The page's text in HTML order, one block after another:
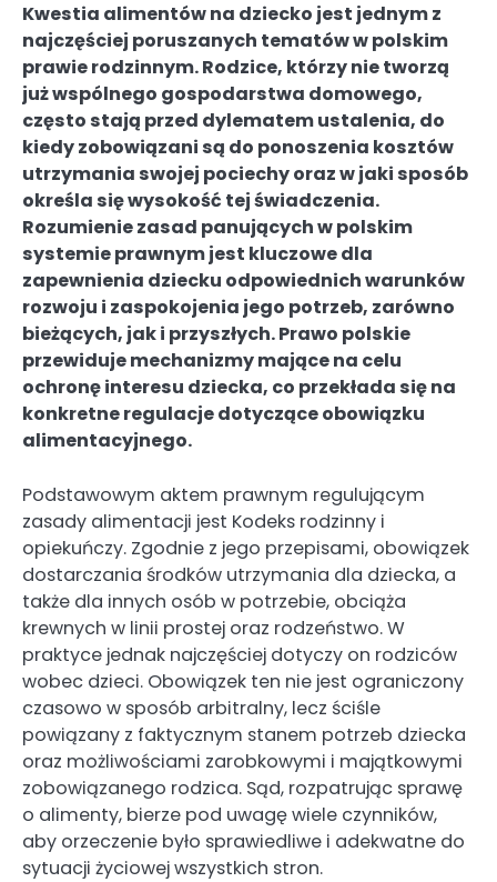
Kwestia alimentów na dziecko jest jednym z
najczęściej poruszanych tematów w polskim
prawie rodzinnym. Rodzice, którzy nie tworzą
już wspólnego gospodarstwa domowego,
często stają przed dylematem ustalenia, do
kiedy zobowiązani są do ponoszenia kosztów
utrzymania swojej pociechy oraz w jaki sposób
określa się wysokość tej świadczenia.
Rozumienie zasad panujących w polskim
systemie prawnym jest kluczowe dla
zapewnienia dziecku odpowiednich warunków
rozwoju i zaspokojenia jego potrzeb, zarówno
bieżących, jak i przyszłych. Prawo polskie
przewiduje mechanizmy mające na celu
ochronę interesu dziecka, co przekłada się na
konkretne regulacje dotyczące obowiązku
alimentacyjnego.
Podstawowym aktem prawnym regulującym
zasady alimentacji jest Kodeks rodzinny i
opiekuńczy. Zgodnie z jego przepisami, obowiązek
dostarczania środków utrzymania dla dziecka, a
także dla innych osób w potrzebie, obciąża
krewnych w linii prostej oraz rodzeństwo. W
praktyce jednak najczęściej dotyczy on rodziców
wobec dzieci. Obowiązek ten nie jest ograniczony
czasowo w sposób arbitralny, lecz ściśle
powiązany z faktycznym stanem potrzeb dziecka
oraz możliwościami zarobkowymi i majątkowymi
zobowiązanego rodzica. Sąd, rozpatrując sprawę
o alimenty, bierze pod uwagę wiele czynników,
aby orzeczenie było sprawiedliwe i adekwatne do
sytuacji życiowej wszystkich stron.